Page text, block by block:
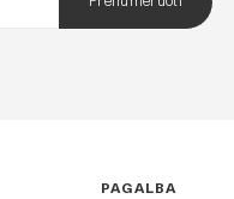
PAGALBA